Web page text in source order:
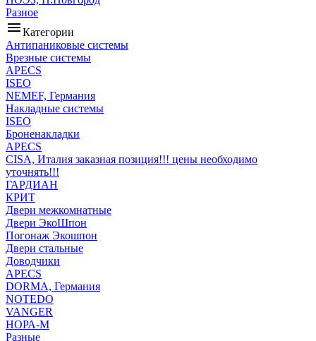
Разное
menuКатегории
Антипаниковые системы
Врезные системы
APECS
ISEO
NEMEF, Германия
Накладные системы
ISEO
Броненакладки
APECS
CISA, Италия заказная позиция!!! цены необходимо
уточнять!!!
ГАРДИАН
КРИТ
Двери межкомнатные
Двери ЭкоШпон
Погонаж Экошпон
Двери стальные
Доводчики
APECS
DORMA, Германия
NOTEDO
VANGER
НОРА-М
Разные